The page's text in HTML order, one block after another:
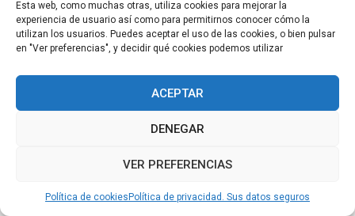
Esta web, como muchas otras, utiliza cookies para mejorar la
experiencia de usuario así como para permitirnos conocer cómo la
utilizan los usuarios. Puedes aceptar el uso de las cookies, o bien pulsar
en "Ver preferencias", y decidir qué cookies podemos utilizar
ACEPTAR
DENEGAR
VER PREFERENCIAS
Política de cookies Política de privacidad. Sus datos seguros